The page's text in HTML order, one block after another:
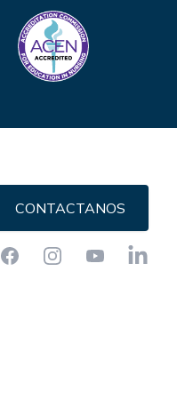
CONTACTANOS
FacebookInstagramYouTube